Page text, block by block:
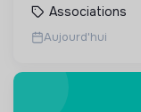
Associations
Aujourd'hui